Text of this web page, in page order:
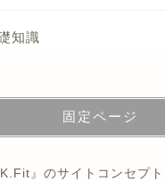
知識
固定ページ
』のサイトコンセプト